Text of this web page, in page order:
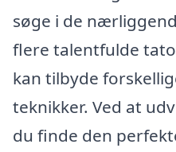
søge i de
flere talentfulde
kan tilbyde
teknikker. Ved at
du finde den